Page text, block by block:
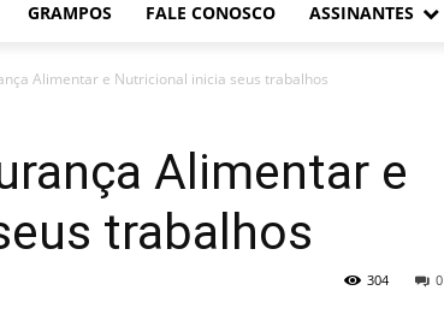
GRAMPOS FALE CONOSCO ASSINANTES
Alimentar e Nutricional inicia seus trabalhos
Alimentar e
trabalhos
0
304